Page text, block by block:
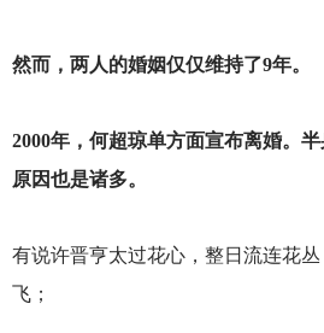
然而，两人的婚姻仅仅维持了9年。
2000年，何超琼单方面宣布离婚。
原因也是诸多。
有说许晋亨太过花心，整日流连花
飞；